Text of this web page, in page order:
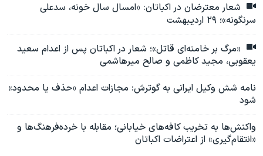
شعار معترضان در اکباتان: «امسال سال خونه، سدعلی
سرنگونه»؛ ۲۹ اردیبهشت
«مرگ بر خامنه‌ای قاتل»؛ شعار در اکباتان پس از اعدام سعید
یعقوبی، مجید کاظمی و صالح میرهاشمی
نامه شش وکیل ایرانی به گوترش: مجازات اعدام «حذف یا محدود»
شود
واکنش‌ها به تخریب کافه‌های خیابانی؛ مقابله با خرده‌فرهنگ‌ها و
«انتقام‌گیری» از اعتراضات اکباتان